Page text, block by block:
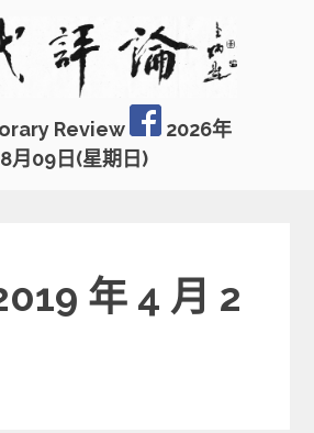
Review
2026年
月09日(星期日)
年 4 月 2